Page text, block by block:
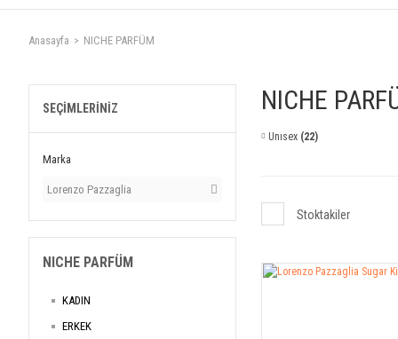
Anasayfa NICHE PARFÜM
SEÇIMLERINIZ
Marka
Lorenzo Pazzaglia
NICHE PARFÜM
KADIN
ERKEK
NICHE
Unısex (22)
Stoktakiler